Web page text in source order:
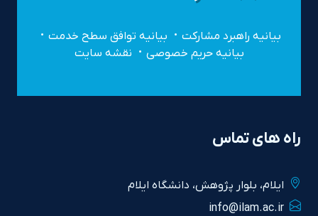
بیانیه راهبرد مشارکت
بیانیه توافق سطح خدمت
بیانیه حریم خصوصی
نقشه سایت
راه های تماس
ايلام، بلوار پژوهش، دانشگاه ايلام
info@ilam.ac.ir